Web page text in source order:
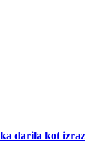
darila kot izraz